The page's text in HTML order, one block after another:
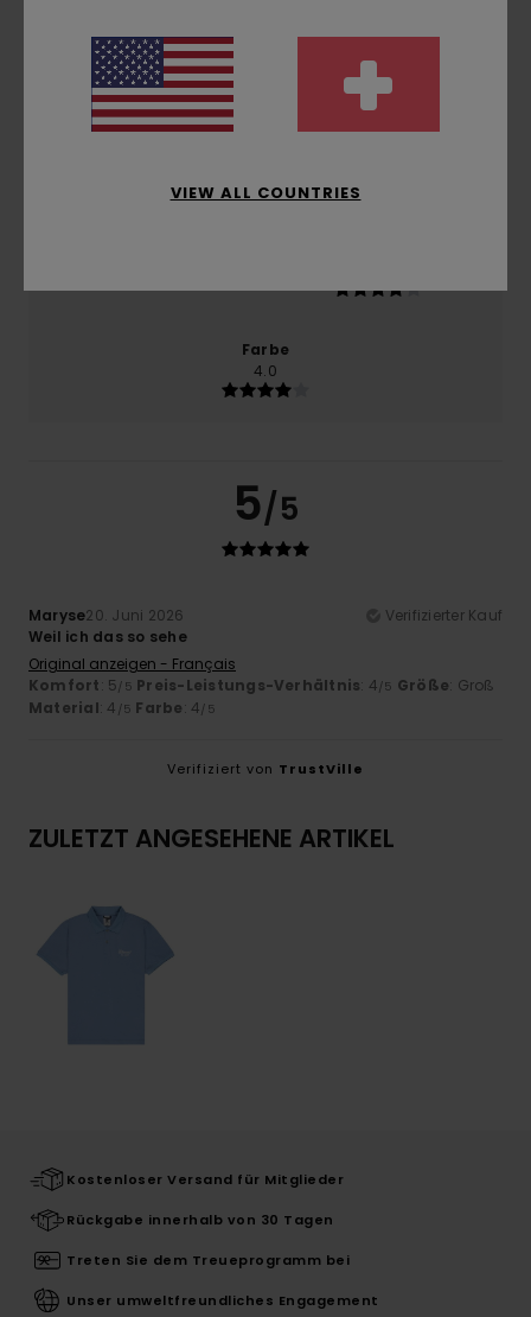
Komfort
Farbe
4.0
5/5
Maryse20. Juni 2026
Verifizierter Kauf
Weil ich das so sehe
Original anzeigen - Français
Komfort: 5/5 Preis-Leistungs-Verhältnis: 4/5 Größe: Groß
Material: 4 /5 Farbe: 4/5
Verifiziert von TrustVille
ZULETZT ANGESEHENE ARTIKEL
Kostenloser Versand für Mitglieder
Rückgabe innerhalb von 30 Tagen
Treten Sie dem Treueprogramm bei
Unser umweltfreundliches Engagement
VIEW ALL COUNTRIES